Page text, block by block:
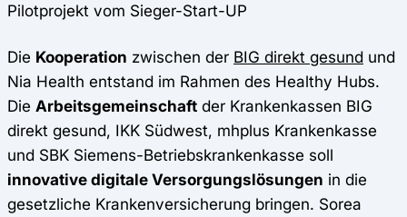
Pilotprojekt vom Sieger-Start-UP
Die Kooperation zwischen der BIG direkt gesund und
Nia Health entstand im Rahmen des Healthy Hubs.
Die Arbeitsgemeinschaft der Krankenkassen BIG
direkt gesund, IKK Südwest, mhplus Krankenkasse
und SBK Siemens-Betriebskrankenkasse soll
innovative digitale Versorgungslösungen in die
gesetzliche Krankenversicherung bringen. Sorea